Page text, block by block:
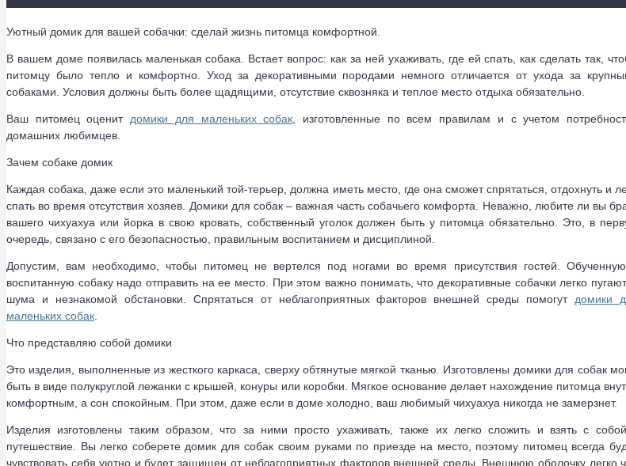
Уютный домик для вашей собачки: сделай жизнь питомца комфортной.
В вашем доме появилась маленькая собака. Встает вопрос: как за ней ухаживать, где ей спать, как сделать так,
питомцу было тепло и комфортно. Уход за декоративными породами немного отличается от ухода за
собаками. Условия должны быть более щадящими, отсутствие сквозняка и теплое место отдыха обязательно.
Ваш питомец оценит домики для маленьких собак , изготовленные по всем правилам и с учетом
домашних любимцев.
Зачем собаке домик
Каждая собака, даже если это маленький той-терьер, должна иметь место, где она сможет спрятаться, отдохнуть и
спать во время отсутствия хозяев. Домики для собак – важная часть собачьего комфорта. Неважно, любите ли вы
вашего чихуахуа или йорка в свою кровать, собственный уголок должен быть у питомца обязательно. Это, в
очередь, связано с его безопасностью, правильным воспитанием и дисциплиной.
Допустим, вам необходимо, чтобы питомец не вертелся под ногами во время присутствия гостей.
воспитанную собаку надо отправить на ее место. При этом важно понимать, что декоративные собачки легко
шума и незнакомой обстановки. Спрятаться от неблагоприятных факторов внешней среды помогут домики
маленьких собак
Что представляю собой домики
Это изделия, выполненные из жесткого каркаса, сверху обтянутые мягкой тканью. Изготовлены домики для собак
быть в виде полукруглой лежанки с крышей, конуры или коробки. Мягкое основание делает нахождение питомца
комфортным, а сон спокойным. При этом, даже если в доме холодно, ваш любимый чихуахуа никогда не замерзнет.
Изделия изготовлены таким образом, что за ними просто ухаживать, также их легко сложить и взять с
путешествие. Вы легко соберете домик для собак своим руками по приезде на место, поэтому питомец всегда
чувствовать себя уютно и будет защищен от неблагоприятных факторов внешней среды. Внешнюю оболочку легко